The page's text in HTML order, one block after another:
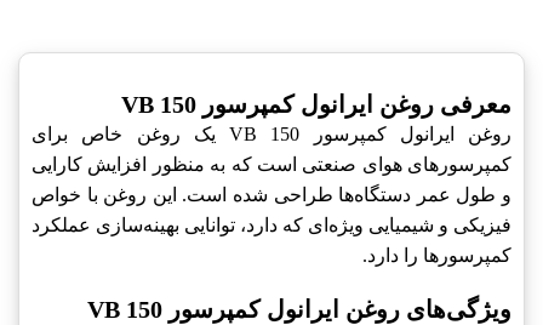
معرفی روغن ایرانول کمپرسور VB 150
روغن ایرانول کمپرسور VB 150 یک روغن خاص برای
کمپرسورهای هوای صنعتی است که به منظور افزایش کارایی
و طول عمر دستگاه‌ها طراحی شده است. این روغن با خواص
فیزیکی و شیمیایی ویژه‌ای که دارد، توانایی بهینه‌سازی عملکرد
کمپرسورها را دارد.
ویژگی‌های روغن ایرانول کمپرسور VB 150